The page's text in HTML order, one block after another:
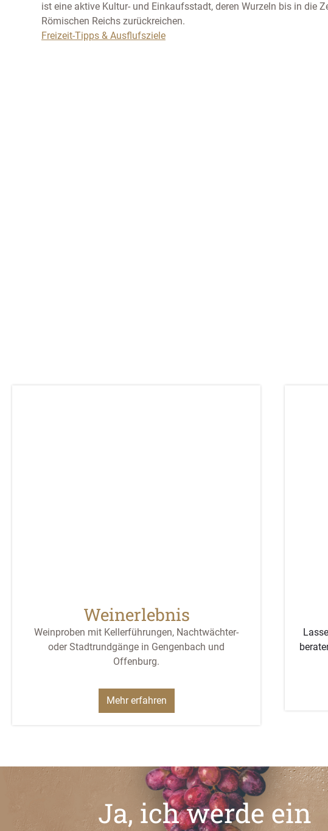
ist eine aktive Kultur- und Einkaufsstadt, deren Wurzeln bis in die
Römischen Reichs zurückreichen.
Freizeit-Tipps & Ausflufsziele
Weinerlebnis
Weinproben mit Kellerführungen, Nachtwächter-
oder Stadtrundgänge in Gengenbach und
Offenburg.
Mehr erfahren
Ja, ich werde ein